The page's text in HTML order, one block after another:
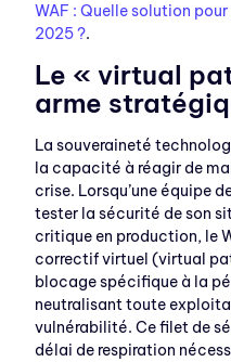
WAF : Quelle solution
2025 ?.
Le « virtual
arme
La souveraineté
la capacité à réagir de
crise. Lorsqu’une équipe
tester la sécurité de son
critique en production, le
correctif virtuel (virtual
blocage spécifique à la
neutralisant toute
vulnérabilité. Ce filet de
délai de respiration